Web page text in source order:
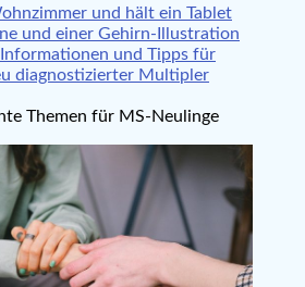
Themen für MS-Neulinge